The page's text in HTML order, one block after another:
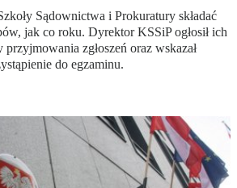
Sądownictwa i Prokuratury składać
jak co roku. Dyrektor KSSiP ogłosił ich
zgłoszeń oraz wskazał
do egzaminu.